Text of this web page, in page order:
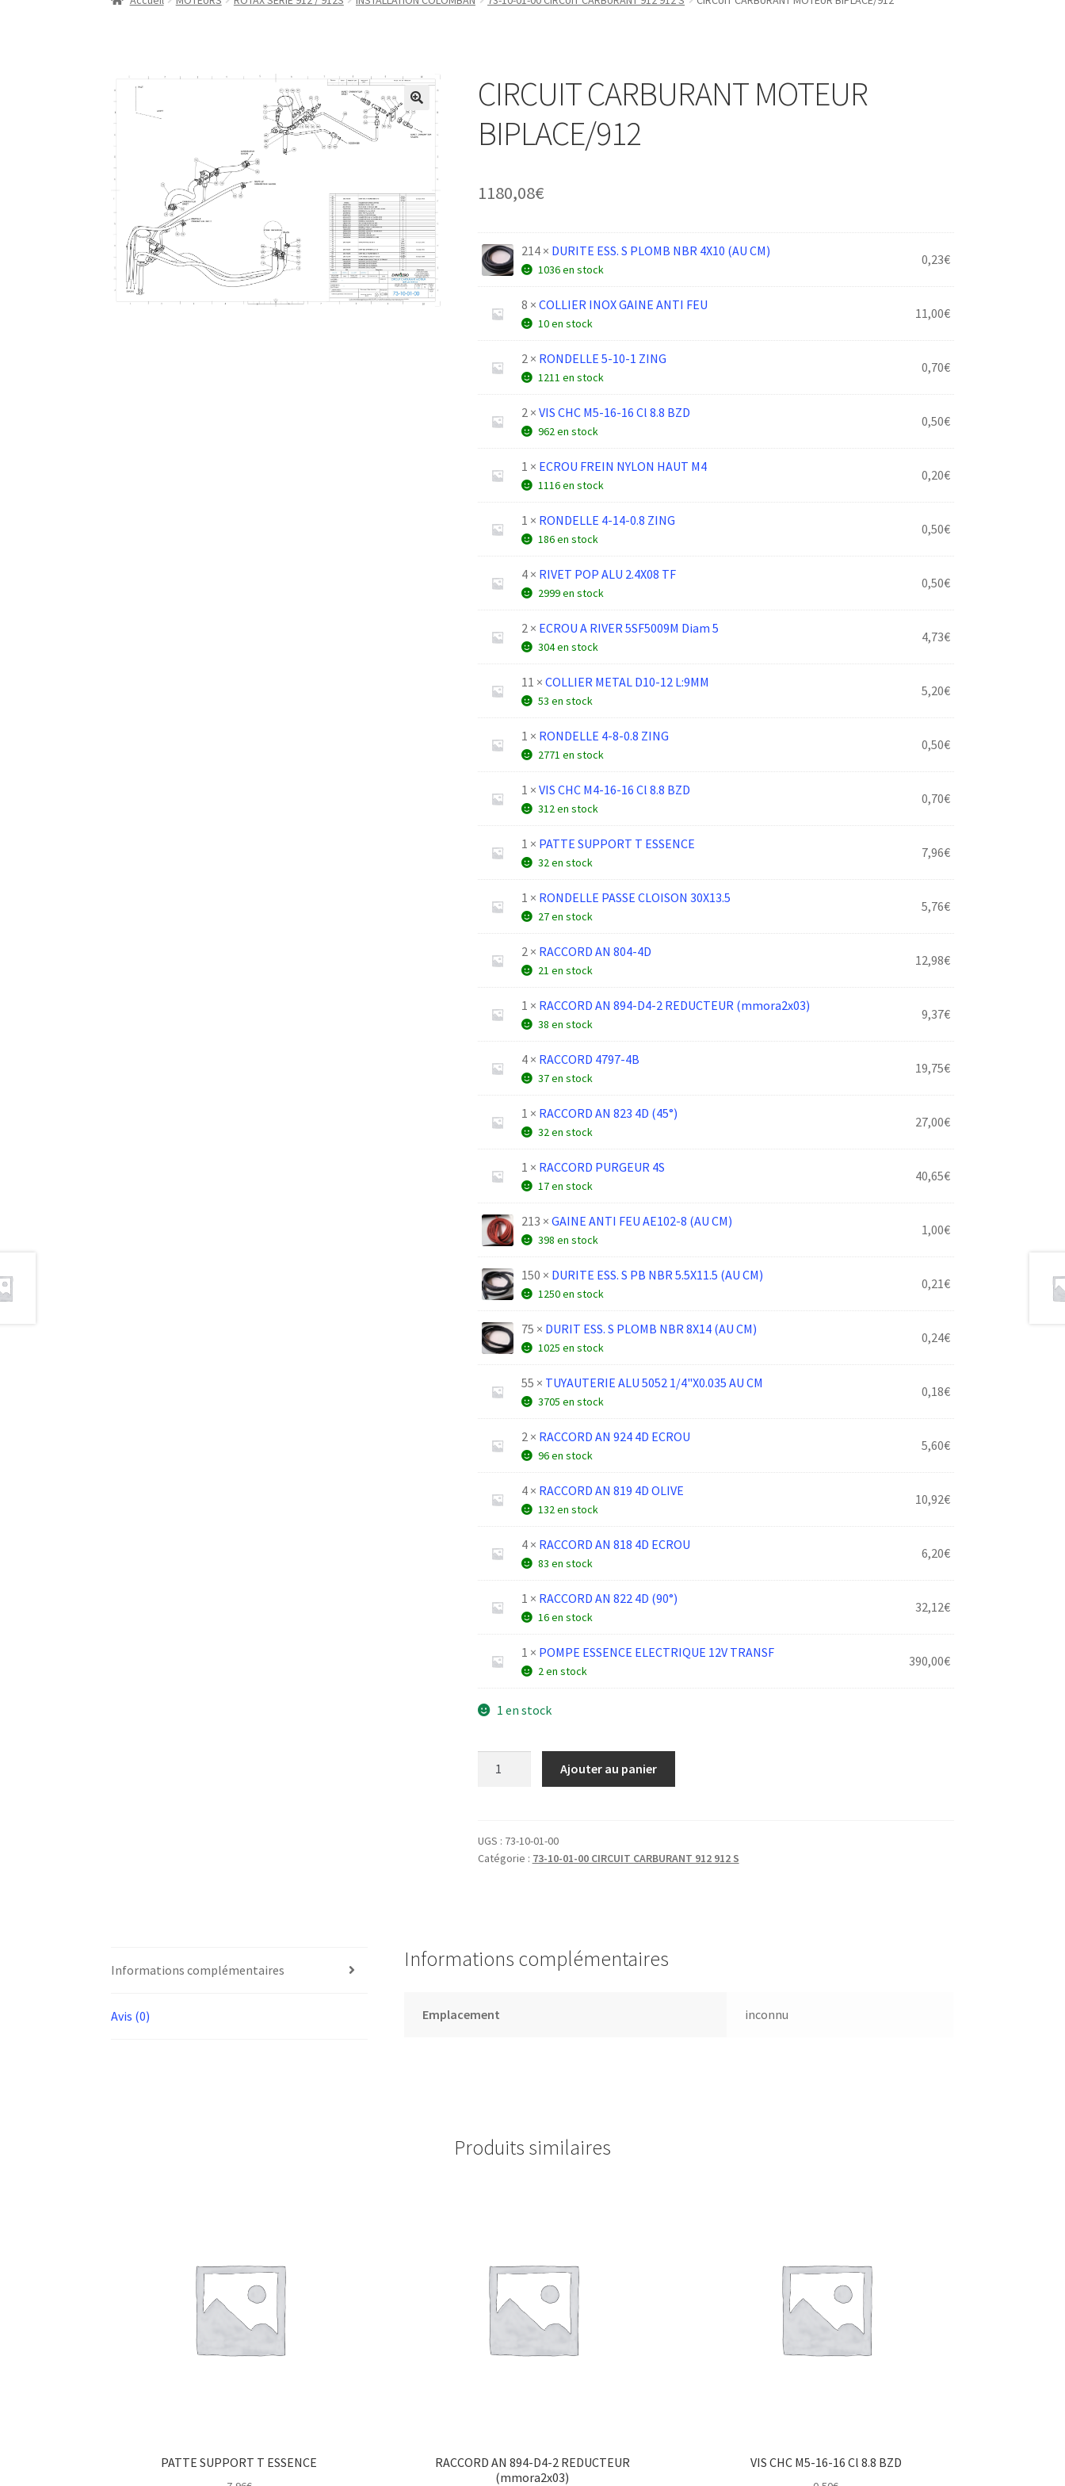
CIRCUIT CARBURANT MOTEUR
BIPLACE/912
1180,08€
214 × DURITE ESS. S PLOMB NBR 4X10 (AU CM)
1036 en stock
0,23€
8 × COLLIER INOX GAINE ANTI FEU
10 en stock
11,00€
2 × RONDELLE 5-10-1 ZING
1211 en stock
0,70€
2 × VIS CHC M5-16-16 Cl 8.8 BZD
962 en stock
0,50€
1 × ECROU FREIN NYLON HAUT M4
1116 en stock
0,20€
1 × RONDELLE 4-14-0.8 ZING
186 en stock
0,50€
4 × RIVET POP ALU 2.4X08 TF
2999 en stock
0,50€
2 × ECROU A RIVER 5SF5009M Diam 5
304 en stock
4,73€
11 × COLLIER METAL D10-12 L:9MM
53 en stock
5,20€
1 × RONDELLE 4-8-0.8 ZING
2771 en stock
0,50€
1 × VIS CHC M4-16-16 Cl 8.8 BZD
312 en stock
0,70€
1 × PATTE SUPPORT T ESSENCE
32 en stock
7,96€
1 × RONDELLE PASSE CLOISON 30X13.5
27 en stock
5,76€
2 × RACCORD AN 804-4D
21 en stock
12,98€
1 × RACCORD AN 894-D4-2 REDUCTEUR (mmora2x03)
38 en stock
9,37€
4 × RACCORD 4797-4B
37 en stock
19,75€
1 × RACCORD AN 823 4D (45°)
32 en stock
27,00€
1 × RACCORD PURGEUR 4S
17 en stock
40,65€
213 × GAINE ANTI FEU AE102-8 (AU CM)
398 en stock
1,00€
150 × DURITE ESS. S PB NBR 5.5X11.5 (AU CM)
1250 en stock
0,21€
75 × DURIT ESS. S PLOMB NBR 8X14 (AU CM)
1025 en stock
0,24€
55 × TUYAUTERIE ALU 5052 1/4"X0.035 AU CM
3705 en stock
0,18€
2 × RACCORD AN 924 4D ECROU
96 en stock
5,60€
4 × RACCORD AN 819 4D OLIVE
132 en stock
10,92€
4 × RACCORD AN 818 4D ECROU
83 en stock
6,20€
1 × RACCORD AN 822 4D (90°)
16 en stock
32,12€
1 × POMPE ESSENCE ELECTRIQUE 12V TRANSF
2 en stock
390,00€
1 en stock
MOTEUR
BIPLACE/912
Ajouter au panier
UGS : 73-10-01-00
Catégorie : 73-10-01-00 CIRCUIT CARBURANT 912 912 S
Informations complémentaires
Avis (0)
Informations complémentaires
Emplacement inconnu
Produits similaires
PATTE SUPPORT T ESSENCE
RACCORD AN 894-D4-2 REDUCTEUR
(mmora2x03)
VIS CHC M5-16-16 Cl 8.8 BZD